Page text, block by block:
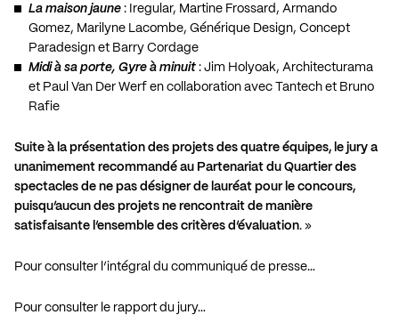
La maison jaune : Iregular, Martine Frossard, Armando
Gomez, Marilyne Lacombe, Générique Design, Concept
Paradesign et Barry Cordage
Midi à sa porte, Gyre à minuit : Jim Holyoak, Architecturama
et Paul Van Der Werf en collaboration avec Tantech et Bruno
Rafie
Suite à la présentation des projets des quatre équipes, le jury a
unanimement recommandé au Partenariat du Quartier des
spectacles de ne pas désigner de lauréat pour le concours,
puisqu’aucun des projets ne rencontrait de manière
satisfaisante l’ensemble des critères d’évaluation. »
Pour consulter l’intégral du communiqué de presse…
Pour consulter le rapport du jury…